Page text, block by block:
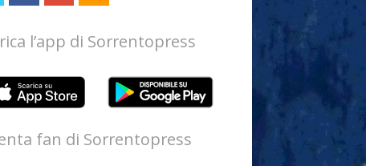
l’app di Sorrentopress
fan di Sorrentopress